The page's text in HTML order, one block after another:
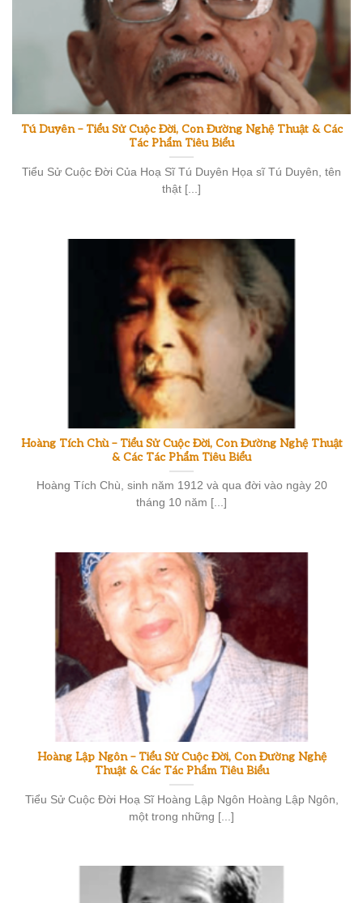
Tú Duyên – Tiểu Sử Cuộc Đời, Con Đường Nghệ Thuật & Các
Tác Phẩm Tiêu Biểu
Tiểu Sử Cuộc Đời Của Hoạ Sĩ Tú Duyên Họa sĩ Tú Duyên, tên
thật [...]
Hoàng Tích Chù – Tiểu Sử Cuộc Đời, Con Đường Nghệ Thuật
& Các Tác Phẩm Tiêu Biểu
Hoàng Tích Chù, sinh năm 1912 và qua đời vào ngày 20
tháng 10 năm [...]
Hoàng Lập Ngôn – Tiểu Sử Cuộc Đời, Con Đường Nghệ
Thuật & Các Tác Phẩm Tiêu Biểu
Tiểu Sử Cuộc Đời Hoạ Sĩ Hoàng Lập Ngôn Hoàng Lập Ngôn,
một trong những [...]